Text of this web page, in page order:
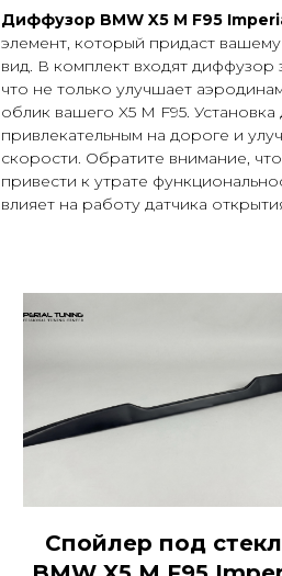
Диффузор BMW X5 M F95
элемент, который придаст
вид. В комплект входят
что не только улучшает
облик вашего X5 M F95.
привлекательным на дороге и
скорости. Обратите внимание,
привести к утрате
влияет на работу датчика
Спойлер под